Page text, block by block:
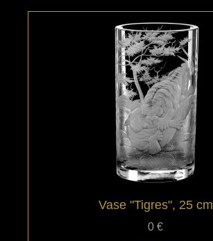
Vase "Tigres", 25 cm
0 €